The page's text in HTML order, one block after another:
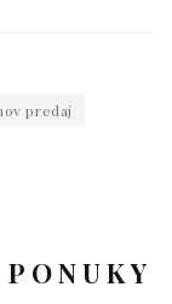
predaj